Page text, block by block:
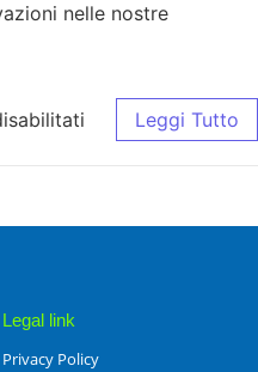
nelle nostre
Leggi Tutto
Legal link
Privacy Policy